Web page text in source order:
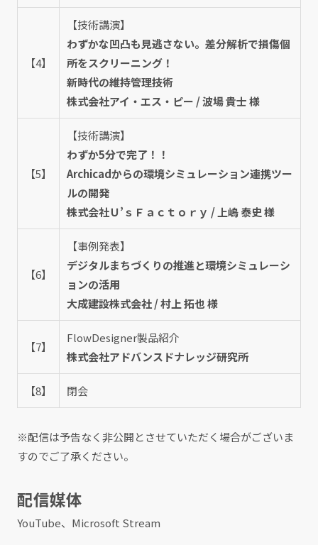
【4】
【技術講演】
わずかな凹凸も見逃さない。差分解析で損傷個
所をスクリーニング！
新時代の維持管理技術
株式会社アイ・エス・ピー / 波場 貴士 様
【5】
【技術講演】
わずか5分で完了！！
Archicadからの環境シミュレーション連携ツー
ルの開発
株式会社Ｕ’ｓＦａｃｔｏｒｙ / 上嶋 泰史 様
【6】
【事例発表】
デジタルまちづくりの推進と環境シミュレーシ
ョンの活用
大成建設株式会社 / 村上 拓也 様
【7】
FlowDesigner製品紹介
株式会社アドバンスドナレッジ研究所
【8】 閉会
※配信は予告なく非公開とさせていただく場合がございま
すのでご了承ください。
配信媒体
YouTube、Microsoft Stream